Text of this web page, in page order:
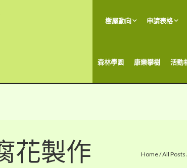
樹屋動向 申請表格
森林學園 康樂攀樹 活動
Home/All Posts
花製作